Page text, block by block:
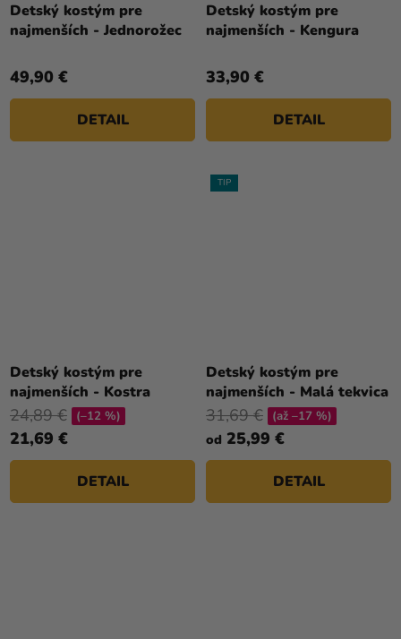
Detský kostým pre
najmenších - Jednorožec
49,90 €
DETAIL
Detský kostým pre
najmenších - Kengura
33,90 €
DETAIL
Detský kostým pre
najmenších - Kostra
21,69 €
24,89 € (–12 %)
DETAIL
TIP
Detský kostým pre
najmenších - Malá tekvica
od 25,99 €
31,69 € (až –17 %)
DETAIL